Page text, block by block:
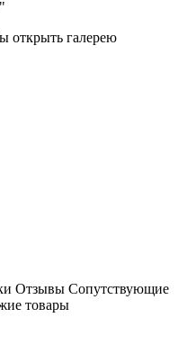
открыть галерею
Отзывы Сопутствующие
товары